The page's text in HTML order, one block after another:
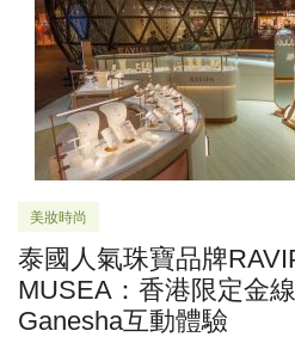
美妝時尚
泰國人氣珠寶品牌
MUSEA：香港限定金
Ganesha互動體驗